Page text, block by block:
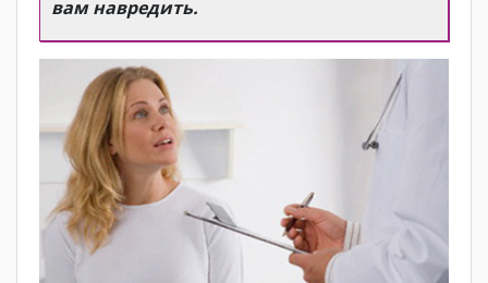
вам навредить.